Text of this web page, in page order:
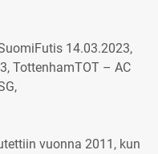
14.03.2023,
TottenhamTOT – AC
vuonna 2011, kun